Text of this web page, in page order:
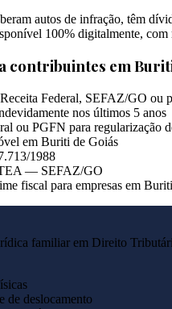
autos de infração, têm
100% digitalmente, com
contribuintes em
Federal, SEFAZ/GO ou
nos últimos 5 anos
ou PGFN para regularização
em Buriti de Goiás
1988
TEA — SEFAZ/GO
fiscal para empresas em
familiar em Direito
de deslocamento